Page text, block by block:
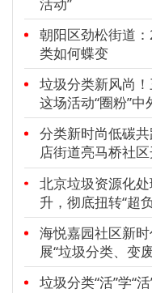
朝阳区劲松街道
类如何蝶变
垃圾分类新风尚
这场活动“圈粉”中
分类新时尚低碳
店街道亮马桥社
题活动
北京垃圾资源化
升，彻底扭转“超
势
海悦嘉园社区新
展“垃圾分类、变
集中投放日活动
垃圾分类“活”学“活